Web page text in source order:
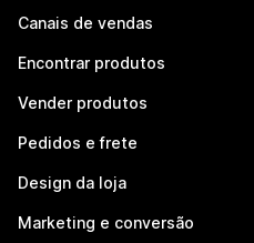
Canais de vendas
Encontrar produtos
Vender produtos
Pedidos e frete
Design da loja
Marketing e conversão